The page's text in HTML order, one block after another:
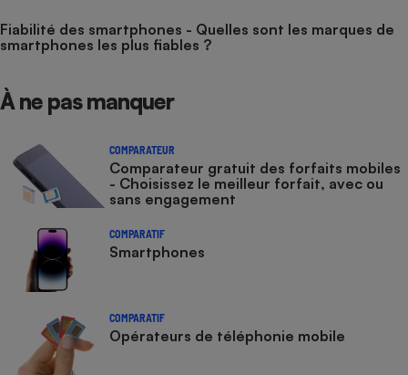
Fiabilité des smartphones - Quelles sont les marques de
smartphones les plus fiables ?
À ne pas manquer
COMPARATEUR
Comparateur gratuit des forfaits mobiles
- Choisissez le meilleur forfait, avec ou
sans engagement
COMPARATIF
Smartphones
COMPARATIF
Opérateurs de téléphonie mobile